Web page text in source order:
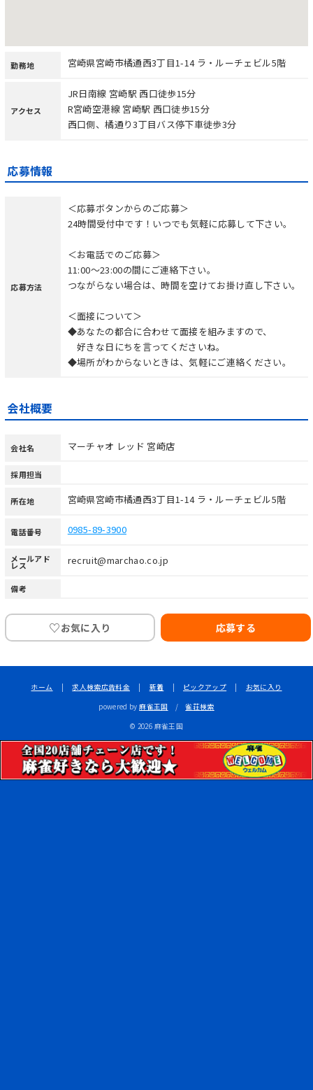
勤務地 宮崎県宮崎市橘通西3丁目1-14 ラ・ルーチェビル5階
アクセス
JR日南線 宮崎駅 西口徒歩15分
R宮崎空港線 宮崎駅 西口徒歩15分
西口側、橘通り3丁目バス停下車徒歩3分
応募情報
応募方法
＜応募ボタンからのご応募＞
24時間受付中です！いつでも気軽に応募して下さい。
＜お電話でのご応募＞
11:00～23:00の間にご連絡下さい。
つながらない場合は、時間を空けてお掛け直し下さい。
＜面接について＞
◆あなたの都合に合わせて面接を組みますので、
好きな日にちを言ってくださいね。
◆場所がわからないときは、気軽にご連絡ください。
会社概要
会社名 マーチャオ レッド 宮崎店
採用担当
所在地 宮崎県宮崎市橘通西3丁目1-14 ラ・ルーチェビル5階
電話番号 0985-89-3900
メールアド
レス recruit@marchao.co.jp
備考
♡お気に入り 応募する
ホーム 求人検索広告料金 新着 ピックアップ
お気に入り
powered by麻雀王国 /
雀荘検索
© 2026 麻雀王国